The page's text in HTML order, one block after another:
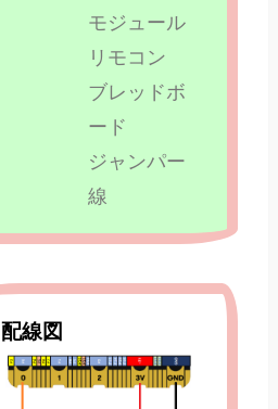
モジュール
リモコン
ブレッドボ
ード
ジャンパー
線
配線図